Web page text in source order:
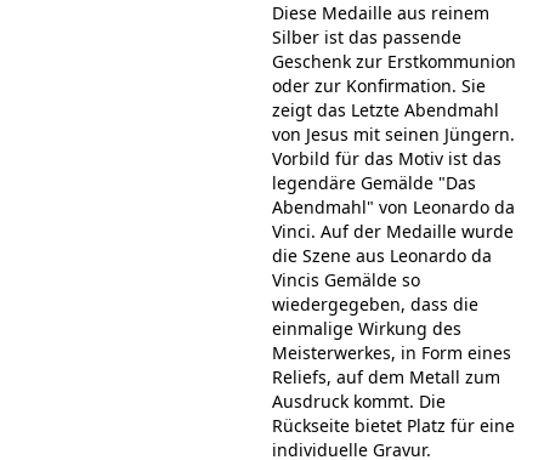
Diese Medaille aus reinem
Silber ist das passende
Geschenk zur Erstkommunion
oder zur Konfirmation. Sie
zeigt das Letzte Abendmahl
von Jesus mit seinen Jüngern.
Vorbild für das Motiv ist das
legendäre Gemälde "Das
Abendmahl" von Leonardo da
Vinci. Auf der Medaille wurde
die Szene aus Leonardo da
Vincis Gemälde so
wiedergegeben, dass die
einmalige Wirkung des
Meisterwerkes, in Form eines
Reliefs, auf dem Metall zum
Ausdruck kommt. Die
Rückseite bietet Platz für eine
individuelle Gravur.